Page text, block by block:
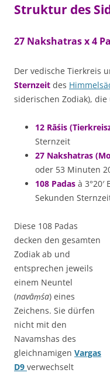
Struktur des
27 Nakshatras x 4
Der vedische Tierkreis
Sternzeit des
siderischen Zodiak),
12 Rāśis
Sternzeit
27 Nakshatras
oder 53 Minuten
108 Padas à
Sekunden
Diese 108 Padas
decken den gesamten
Zodiak ab und
entsprechen jeweils
einem Neuntel
(navāṃśa) eines
Zeichens. Sie dürfen
nicht mit den
Navamshas des
gleichnamigen Vargas
D9 verwechselt